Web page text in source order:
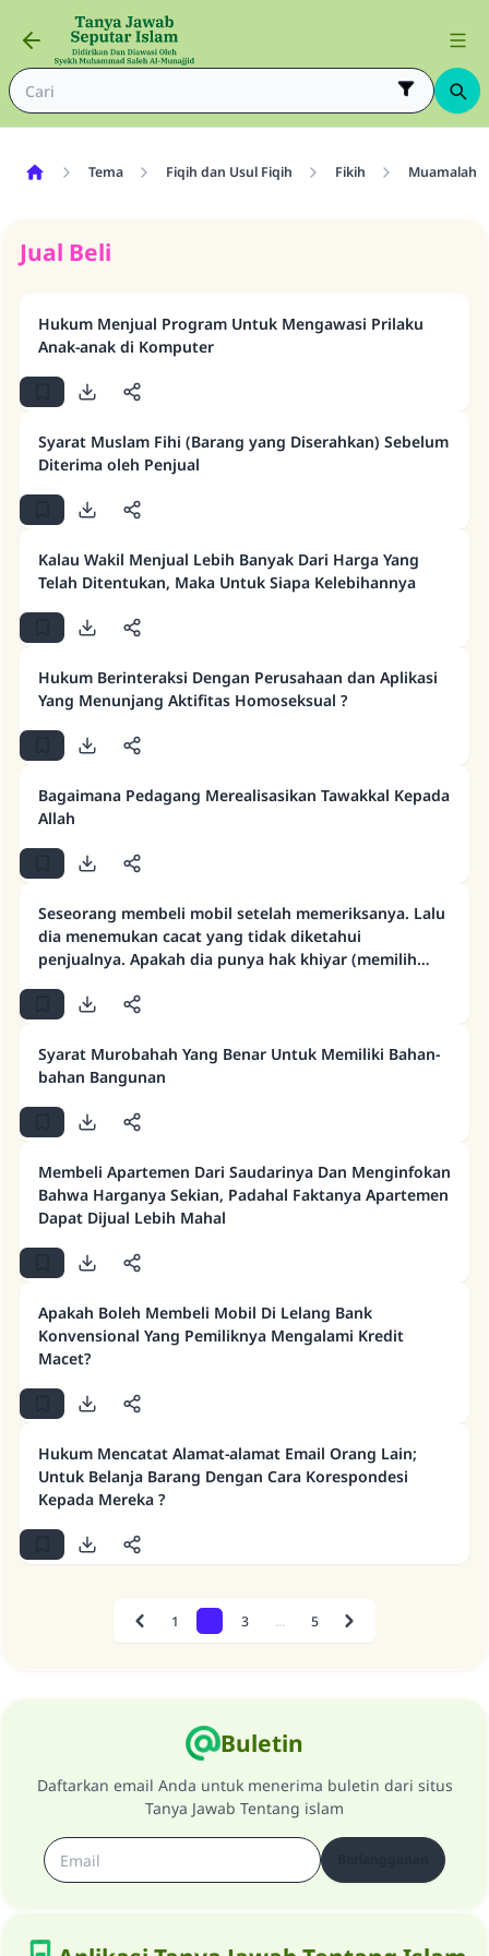
Tema Fiqih dan Usul Fiqih Fikih Muamalah
Jual Beli
Hukum Menjual Program Untuk Mengawasi Prilaku
Anak-anak di Komputer
Syarat Muslam Fihi (Barang yang Diserahkan) Sebelum
Diterima oleh Penjual
Kalau Wakil Menjual Lebih Banyak Dari Harga Yang
Telah Ditentukan, Maka Untuk Siapa Kelebihannya
Hukum Berinteraksi Dengan Perusahaan dan Aplikasi
Yang Menunjang Aktifitas Homoseksual ?
Bagaimana Pedagang Merealisasikan Tawakkal Kepada
Allah
Seseorang membeli mobil setelah memeriksanya. Lalu
dia menemukan cacat yang tidak diketahui
penjualnya. Apakah dia punya hak khiyar (memilih
Syarat Murobahah Yang Benar Untuk Memiliki Bahan-
bahan Bangunan
Membeli Apartemen Dari Saudarinya Dan Menginfokan
Bahwa Harganya Sekian, Padahal Faktanya Apartemen
Dapat Dijual Lebih Mahal
Apakah Boleh Membeli Mobil Di Lelang Bank
Konvensional Yang Pemiliknya Mengalami Kredit
Macet?
Hukum Mencatat Alamat-alamat Email Orang Lain;
Untuk Belanja Barang Dengan Cara Korespondesi
Kepada Mereka ?
Previous
1 3 ... 5 Next
Buletin
Daftarkan email Anda untuk menerima buletin dari situs
Tanya Jawab Tentang islam
menyelamatkan pernikahan.
Bantu kami dalam memberikan jawaban untuk umat
Rasulullah ﷺ bersabda
"Siapa yang menunjukkan suatu kebaikan,
meka dia akan mendapatkan pahala yang
sama dengan orang yang melakukannya"
Saham